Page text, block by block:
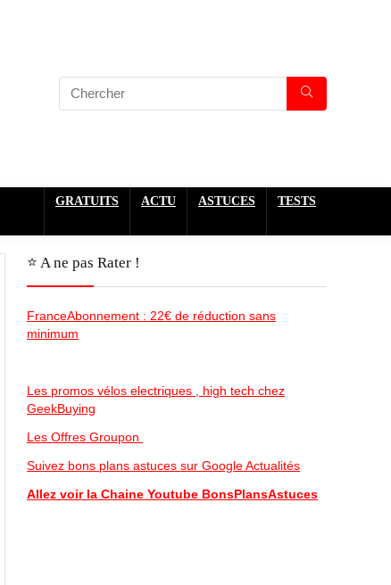
GRATUITS ACTU ASTUCES TESTS
⭐️ A ne pas Rater !
FranceAbonnement : 22€ de réduction sans
minimum
Les promos vélos electriques , high tech chez
GeekBuying
Les Offres Groupon
Suivez bons plans astuces sur Google Actualités
Allez voir la Chaine Youtube BonsPlansAstuces